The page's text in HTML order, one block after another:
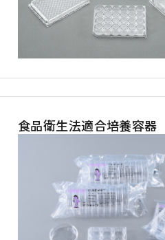
食品衛生法適合培養容器